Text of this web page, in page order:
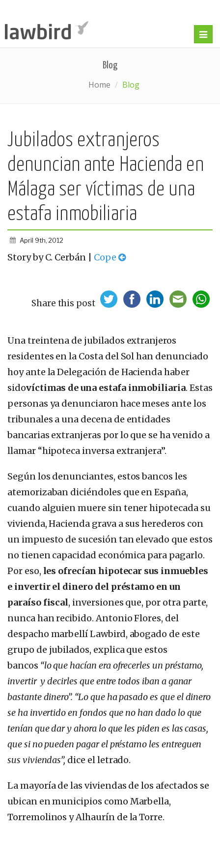
Blog
Home Blog
Jubilados extranjeros
denuncian ante Hacienda en
Málaga ser víctimas de una
estafa inmobiliaria
April 9th, 2012
Story by C. Cerbán | Cope
Share this post
Una treintena de jubilados extranjeros
residentes en la Costa del Sol han denunciado
hoy ante la Delegación de Hacienda haber
sidovíctimas de una estafa inmobiliaria. Estas
personas ya denunciaron hace meses ante los
tribunales a una decena de entidades
bancarias extranjeras por lo que se ha venido a
llamar “hipoteca inversa extranjera”.
Según los denunciantes, estos bancos les
atemorizaban diciéndoles que en España,
cuando alguien muere sin tener hipotecada su
vivienda, Hacienda grava a sus herederos con
un impuesto de sucesión tan elevado que estos
no tienen capacidad económica para pagarlo.
Por eso, les ofrecían hipotecar sus inmuebles
e invertir el dinero del préstamo en un
paraíso fiscal, inversiones que, por otra parte,
nunca han recibido. Antonio Flores, del
despacho marbellí Lawbird, abogado de este
grupo de jubilados, explica que estos
bancos “lo que hacían era ofrecerles un préstamo,
invertir y decirles que entre todos iban a ganar
bastante dinero”. “Lo que ha pasado es que el dinero
se ha invertido en fondos que no han dado lo que
tenían que dar y ahora lo que les piden es las casas,
que si no pueden pagar el préstamo les entreguen
sus viviendas”, dice el letrado.
La mayoría de las viviendas de los afectados se
ubican en municipios como Marbella,
Torremolinos y Alhaurín de la Torre.